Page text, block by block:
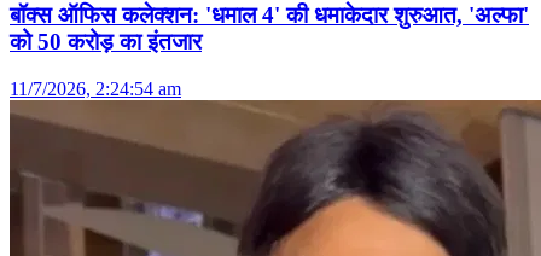
बॉक्स ऑफिस कलेक्शन: 'धमाल 4' की धमाकेदार शुरुआत, 'अल्फा'
को 50 करोड़ का इंतजार
11/7/2026, 2:24:54 am